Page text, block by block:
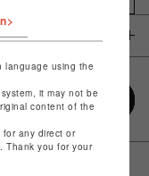
language using the
it may not be
content of the
any direct or
Thank you for your